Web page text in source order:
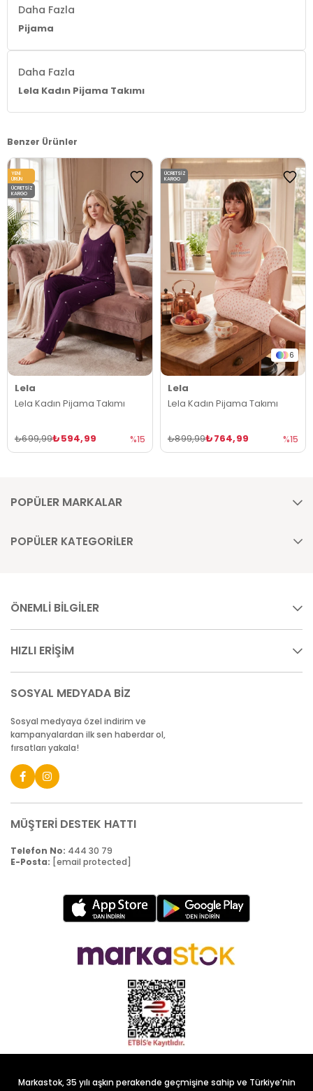
Menşei:
Daha Fazla
Pijama
Daha Fazla
Lela Kadın Pijama Takımı
Benzer Ürünler
Lela
Lela Kadın Pijama Takımı
₺594,99
₺699,99 %15
YENI
ÜRÜN
ÜCRETSIZ
KARGO
6
Lela
Lela Kadın Pijama Takımı
₺764,99
₺899,99 %15
ÜCRETSIZ
KARGO
POPÜLER MARKALAR
POPÜLER KATEGORİLER
ÖNEMLİ BİLGİLER
HIZLI ERİŞİM
SOSYAL MEDYADA BİZ
Sosyal medyaya özel indirim ve
kampanyalardan ilk sen haberdar ol,
fırsatları yakala!
MÜŞTERİ DESTEK HATTI
Telefon No: 444 30 79
E-Posta: [email protected]
Markastok, 35 yılı aşkın perakende geçmişine sahip ve Türkiye’nin